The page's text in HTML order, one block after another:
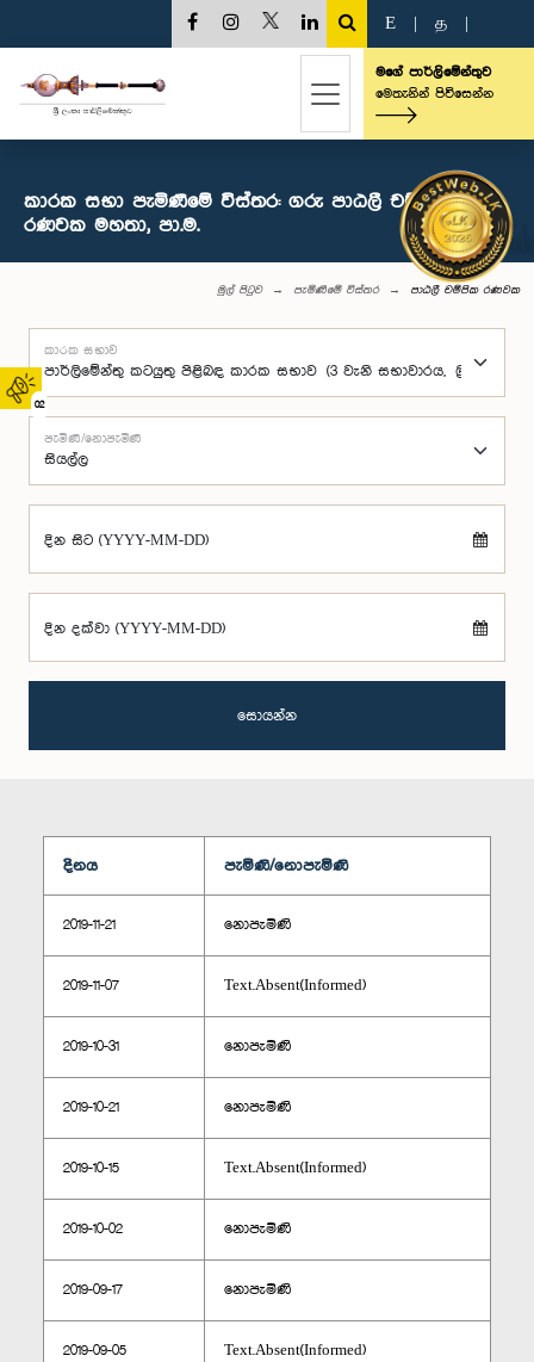
02
E த
මගේ පාර්ලිමේන්තුව
මෙතැනින් පිවිසෙන්න
කාරක සභා පැමිණීමේ විස්තර: ගරු පාඨලී චම්පික
රණවක මහතා, පා.ම.
මුල් පිටුව පැමිණීමේ විස්තර පාඨලී චම්පික රණවක
කාරක සභාව
පැමිණි/නොපැමිණි
දින සිට (YYYY-MM-DD)
දින දක්වා (YYYY-MM-DD)
සොයන්න
දිනය පැමිණි/නොපැමිණි
2019-11-21 නොපැමිණි
2019-11-07 Text.Absent(Informed)
2019-10-31 නොපැමිණි
2019-10-21 නොපැමිණි
2019-10-15 Text.Absent(Informed)
2019-10-02 නොපැමිණි
2019-09-17 නොපැමිණි
2019-09-05 Text.Absent(Informed)